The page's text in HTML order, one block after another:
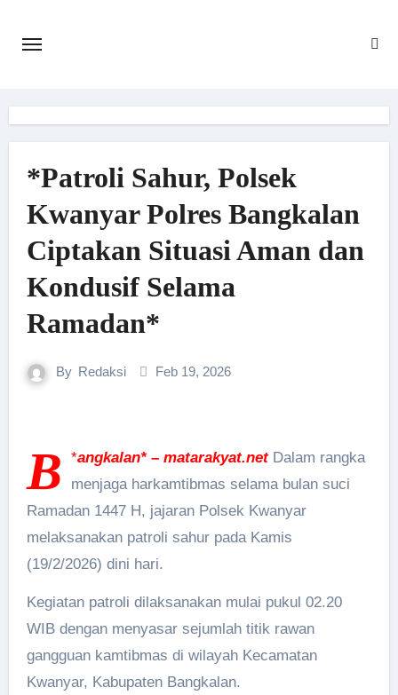
*Patroli Sahur, Polsek
Kwanyar Polres Bangkalan
Ciptakan Situasi Aman dan
Kondusif Selama
Ramadan*
By Redaksi Feb 19, 2026
*
B angkalan* – matarakyat.net Dalam rangka
menjaga harkamtibmas selama bulan suci
Ramadan 1447 H, jajaran Polsek Kwanyar
melaksanakan patroli sahur pada Kamis
(19/2/2026) dini hari.
Kegiatan patroli dilaksanakan mulai pukul 02.20
WIB dengan menyasar sejumlah titik rawan
gangguan kamtibmas di wilayah Kecamatan
Kwanyar, Kabupaten Bangkalan.